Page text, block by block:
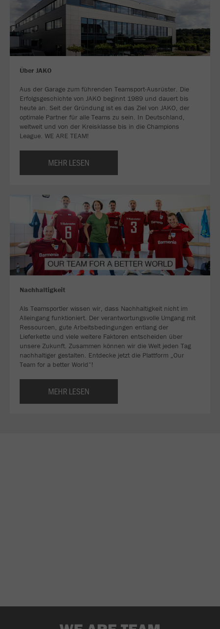
Über JAKO
Aus der Garage zum führenden Teamsport-Ausrüster. Die
Erfolgsgeschichte von JAKO beginnt 1989 und dauert bis
heute an. Seit der Gründung ist es das Ziel von JAKO, der
optimale Partner für alle Teams zu sein. In Deutschland,
weltweit und von der Kreisklasse bis in die Champions
League. WE ARE TEAM!
MEHR LESEN
Nachhaltigkeit
Als Teamsportler wissen wir, dass Nachhaltigkeit nicht im
Alleingang funktioniert. Der verantwortungsvolle Umgang mit
Ressourcen, gute Arbeitsbedingungen entlang der
Lieferkette und viele weitere Faktoren entscheiden über
unsere Zukunft. Zusammen können wir die Welt jeden Tag
nachhaltiger gestalten. Entdecke jetzt die Plattform „Our
Team for a better World“!
MEHR LESEN